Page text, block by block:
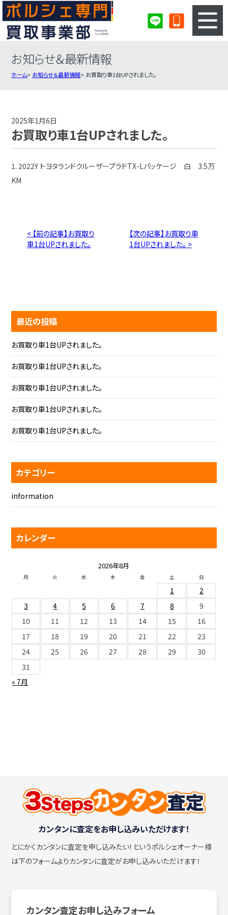
3ステップのカンタン査定
ポルシェ買取実績
お知らせ＆最新情報
ホーム お知らせ＆最新情報 お買取り車1台UPされました。
2025年1月6日
お買取り車1台UPされました。
1. 2022Y トヨタランドクルーザープラドTX-Lパッケージ 白 3.5万
KM
< 【前の記事】お買取り
車1台UPされました。
【次の記事】お買取り車
1台UPされました。 >
最近の投稿
お買取り車1台UPされました。
お買取り車1台UPされました。
お買取り車1台UPされました。
お買取り車1台UPされました。
お買取り車1台UPされました。
カテゴリー
information
カレンダー
2026年8月
月 火 水 木 金 土 日
« 7月
1
2
3
4 5 6 7 8
9
10
11 12 13 14 15
16
17
18 19 20 21 22
23
24
25 26 27 28 29
30
31
カンタンに査定をお申し込みいただけます！
とにかくカンタンに査定を申し込みたい！ というポルシェオーナー様
は下のフォームよりカンタンに査定がお申し込みいただけます！
カンタン査定お申し込みフォーム